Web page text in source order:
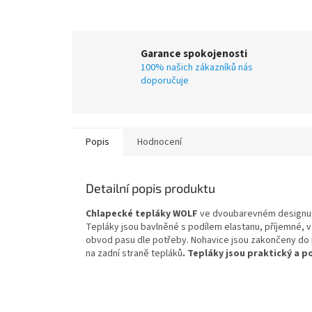
Garance spokojenosti
100% našich zákazníků nás
doporučuje
Popis Hodnocení
Detailní popis produktu
Chlapecké tepláky WOLF ve dvoubarevném
Tepláky jsou bavlněné s podílem elastanu, příjemné,
obvod pasu dle potřeby. Nohavice jsou zakončeny
na zadní straně tepláků. Tepláky jsou praktický a